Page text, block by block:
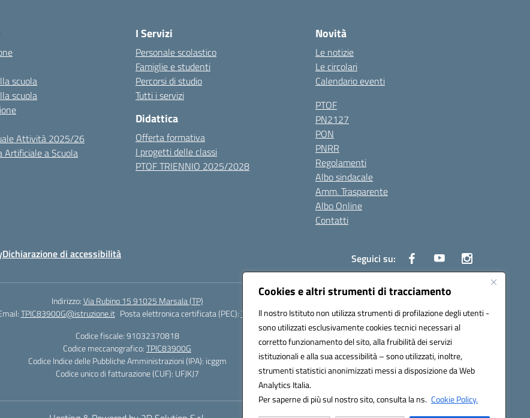
Cookies e altri strumenti di tracciamento
Il nostro Istituto non utilizza strumenti di profilazione degli utenti -
sono utilizzati esclusivamente cookies tecnici necessari al
corretto funzionamento del sito, alla fruibilità dei servizi
istituzionali e alla sua accessibilità – sono utilizzati, inoltre,
strumenti statistici anonimizzati messi a disposizione da Web
Analytics Italia.
Per saperne di più sul nostro sito, consulta la ns. Cookie Policy.
scuola
scuola
Attività 2025/26
Artificiale a Scuola
I Servizi
Personale scolastico
Famiglie e studenti
Percorsi di studio
Tutti i servizi
Didattica
Offerta formativa
I progetti delle classi
PTOF TRIENNIO 2025/2028
Novità
Le notizie
Le circolari
Calendario eventi
PTOF
PN2127
PON
PNRR
Regolamenti
Albo sindacale
Amm. Trasparente
Albo Online
Contatti
Dichiarazione di accessibilità Seguici su:
Indirizzo:Via Rubino 15 91025 Marsala (TP)
TPIC83900G@istruzione.it Posta elettronica certificata (PEC):TPIC83900G@pec.istruzione.it
Codice fiscale: 91032370818
Codice meccanografico:TPIC83900G
Codice Indice delle Pubbliche Amministrazioni (IPA): icggm
Codice unico di fatturazione (CUF): UFJKJ7